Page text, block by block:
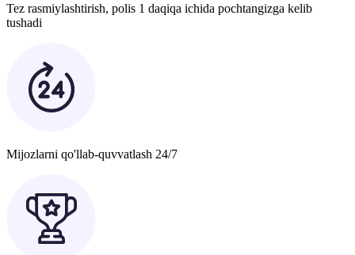
Tez rasmiylashtirish, polis 1 daqiqa ichida pochtangizga kelib
tushadi
Mijozlarni qo'llab-quvvatlash 24/7